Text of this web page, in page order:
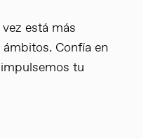
está más
Confía en
tu